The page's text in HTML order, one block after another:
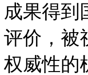
成果得到
评价，被
权威性的